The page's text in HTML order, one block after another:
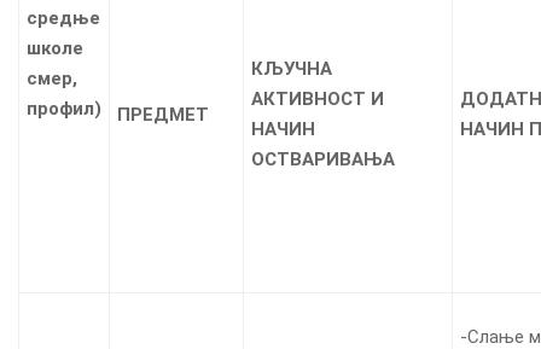
средње
школе
смер,
профил) ПРЕДМЕТ
КЉУЧНА
АКТИВНОСТ И
НАЧИН
ОСТВАРИВАЊА
НАЧИН
-Слање